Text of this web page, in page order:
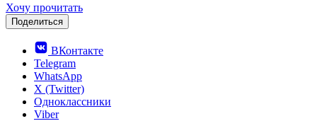
Хочу прочитать
Поделиться
ВКонтакте
Telegram
WhatsApp
X (Twitter)
Одноклассники
Viber